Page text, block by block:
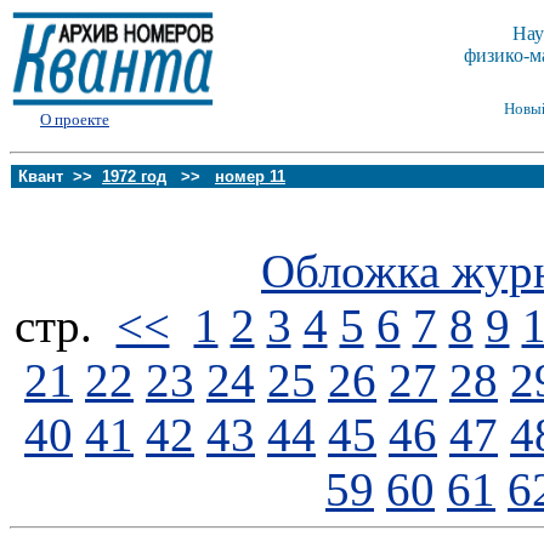
О проекте
физико-
Квант >> 1972 год >> номер 11
Обложка
стp. << 1 2 3 4 5 6 7 8 9
21 22 23 24 25 26 27 28
40 41 42 43 44 45 46 47
59 60 61